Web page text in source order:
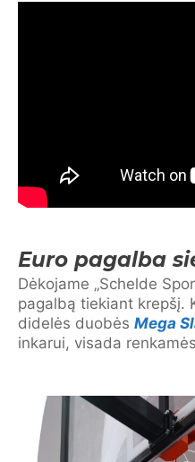
Euro pagalba
Dėkojame „Schelde
pagalbą tiekiant krepšį.
didelės duobės Mega
inkarui, visada